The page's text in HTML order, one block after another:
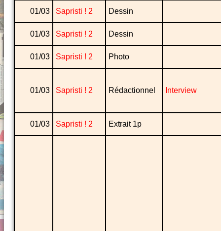
01/03
Sapristi ! 2 Dessin
01/03 Sapristi ! 2 Dessin
01/03 Sapristi ! 2 Photo
01/03 Sapristi ! 2 Rédactionnel Interview
01/03 Sapristi ! 2 Extrait 1p